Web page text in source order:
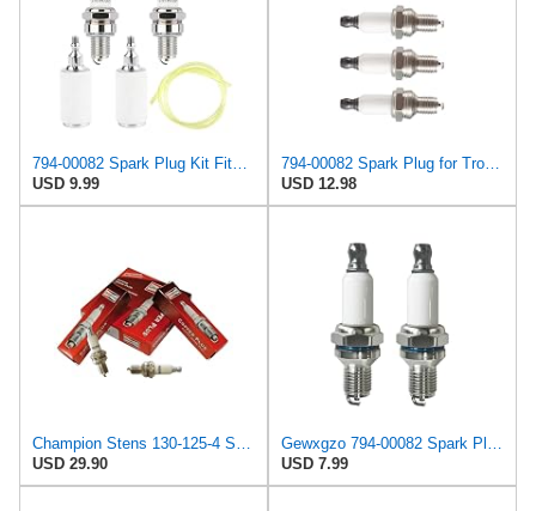
794-00082 Spark Plug Kit Fits for Champion Troy Bilt Trimmer Blower Replace RDZ4H 753-05255
USD 9.99
794-00082 Spark Plug for Troy-Bilt Ryobi MTD 794-00082B 791-180852
USD 12.98
Champion Stens 130-125-4 Spark Plug Compatible with/Replacement 979, RDZ4H, MTD 49M0852K006,
USD 29.90
Gewxgzo 794-00082 Spark Plug Replace for Cham-pion RDZ4H T-Bilt 753-05255 753-05784 791-180852
USD 7.99